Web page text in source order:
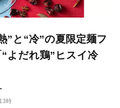
時
”と“冷”の夏限定麺フ
よだれ鶏”ヒスイ冷